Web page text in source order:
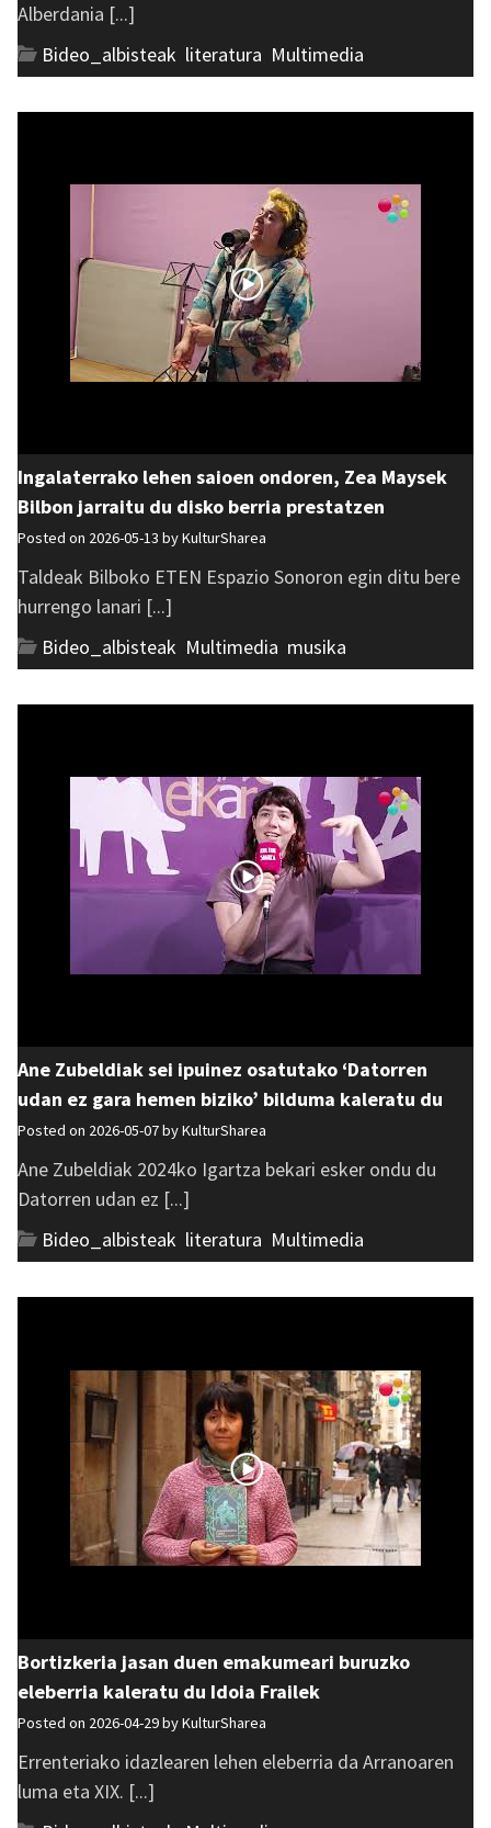
Alberdania [...]
Bideo_albisteak literatura Multimedia
Ingalaterrako lehen saioen ondoren, Zea Maysek
Bilbon jarraitu du disko berria prestatzen
Posted on 2026-05-13 byKulturSharea
Taldeak Bilboko ETEN Espazio Sonoron egin ditu bere
hurrengo lanari [...]
Bideo_albisteak Multimedia musika
Ane Zubeldiak sei ipuinez osatutako ‘Datorren
udan ez gara hemen biziko’ bilduma kaleratu du
Posted on 2026-05-07 byKulturSharea
Ane Zubeldiak 2024ko Igartza bekari esker ondu du
Datorren udan ez [...]
Bideo_albisteak literatura Multimedia
Bortizkeria jasan duen emakumeari buruzko
eleberria kaleratu du Idoia Frailek
Posted on 2026-04-29 byKulturSharea
Errenteriako idazlearen lehen eleberria da Arranoaren
luma eta XIX. [...]